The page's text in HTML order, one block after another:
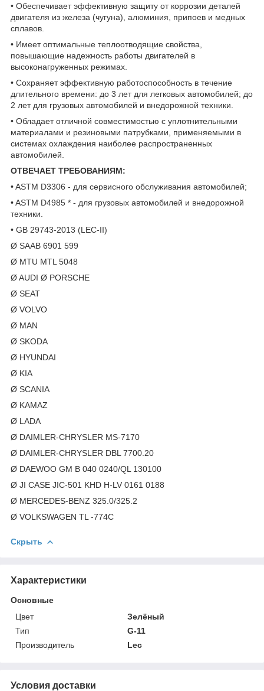
• Обеспечивает эффективную защиту от коррозии деталей
двигателя из железа (чугуна), алюминия, припоев и медных
сплавов.
• Имеет оптимальные теплоотводящие свойства,
повышающие надежность работы двигателей в
высоконагруженных режимах.
• Сохраняет эффективную работоспособность в течение
длительного времени: до 3 лет для легковых автомобилей; до
2 лет для грузовых автомобилей и внедорожной техники.
• Обладает отличной совместимостью с уплотнительными
материалами и резиновыми патрубками, применяемыми в
системах охлаждения наиболее распространенных
автомобилей.
ОТВЕЧАЕТ ТРЕБОВАНИЯМ:
• ASTM D3306 - для сервисного обслуживания автомобилей;
• ASTM D4985 * - для грузовых автомобилей и внедорожной
техники.
• GB 29743-2013 (LEC-II)
Ø SAAB 6901 599
Ø MTU MTL 5048
Ø AUDI Ø PORSCHE
Ø SEAT
Ø VOLVO
Ø MAN
Ø SKODA
Ø HYUNDAI
Ø KIA
Ø SCANIA
Ø KAMAZ
Ø LADA
Ø DAIMLER-CHRYSLER MS-7170
Ø DAIMLER-CHRYSLER DBL 7700.20
Ø DAEWOO GM B 040 0240/QL 130100
Ø JI CASE JIC-501 KHD H-LV 0161 0188
Ø MERCEDES-BENZ 325.0/325.2
Ø VOLKSWAGEN TL -774C
Скрыть
Характеристики
Основные
Цвет
Зелёный
Тип
G-11
Производитель
Lec
Условия доставки